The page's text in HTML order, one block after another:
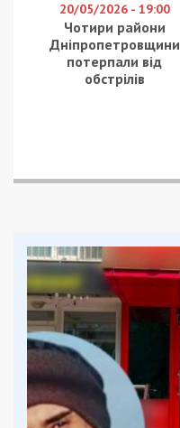
20/05/2026 - 19:00
Чотири райони
Дніпропетровщини
потерпали від
обстрілів